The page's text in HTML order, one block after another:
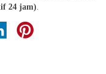
24 jam)